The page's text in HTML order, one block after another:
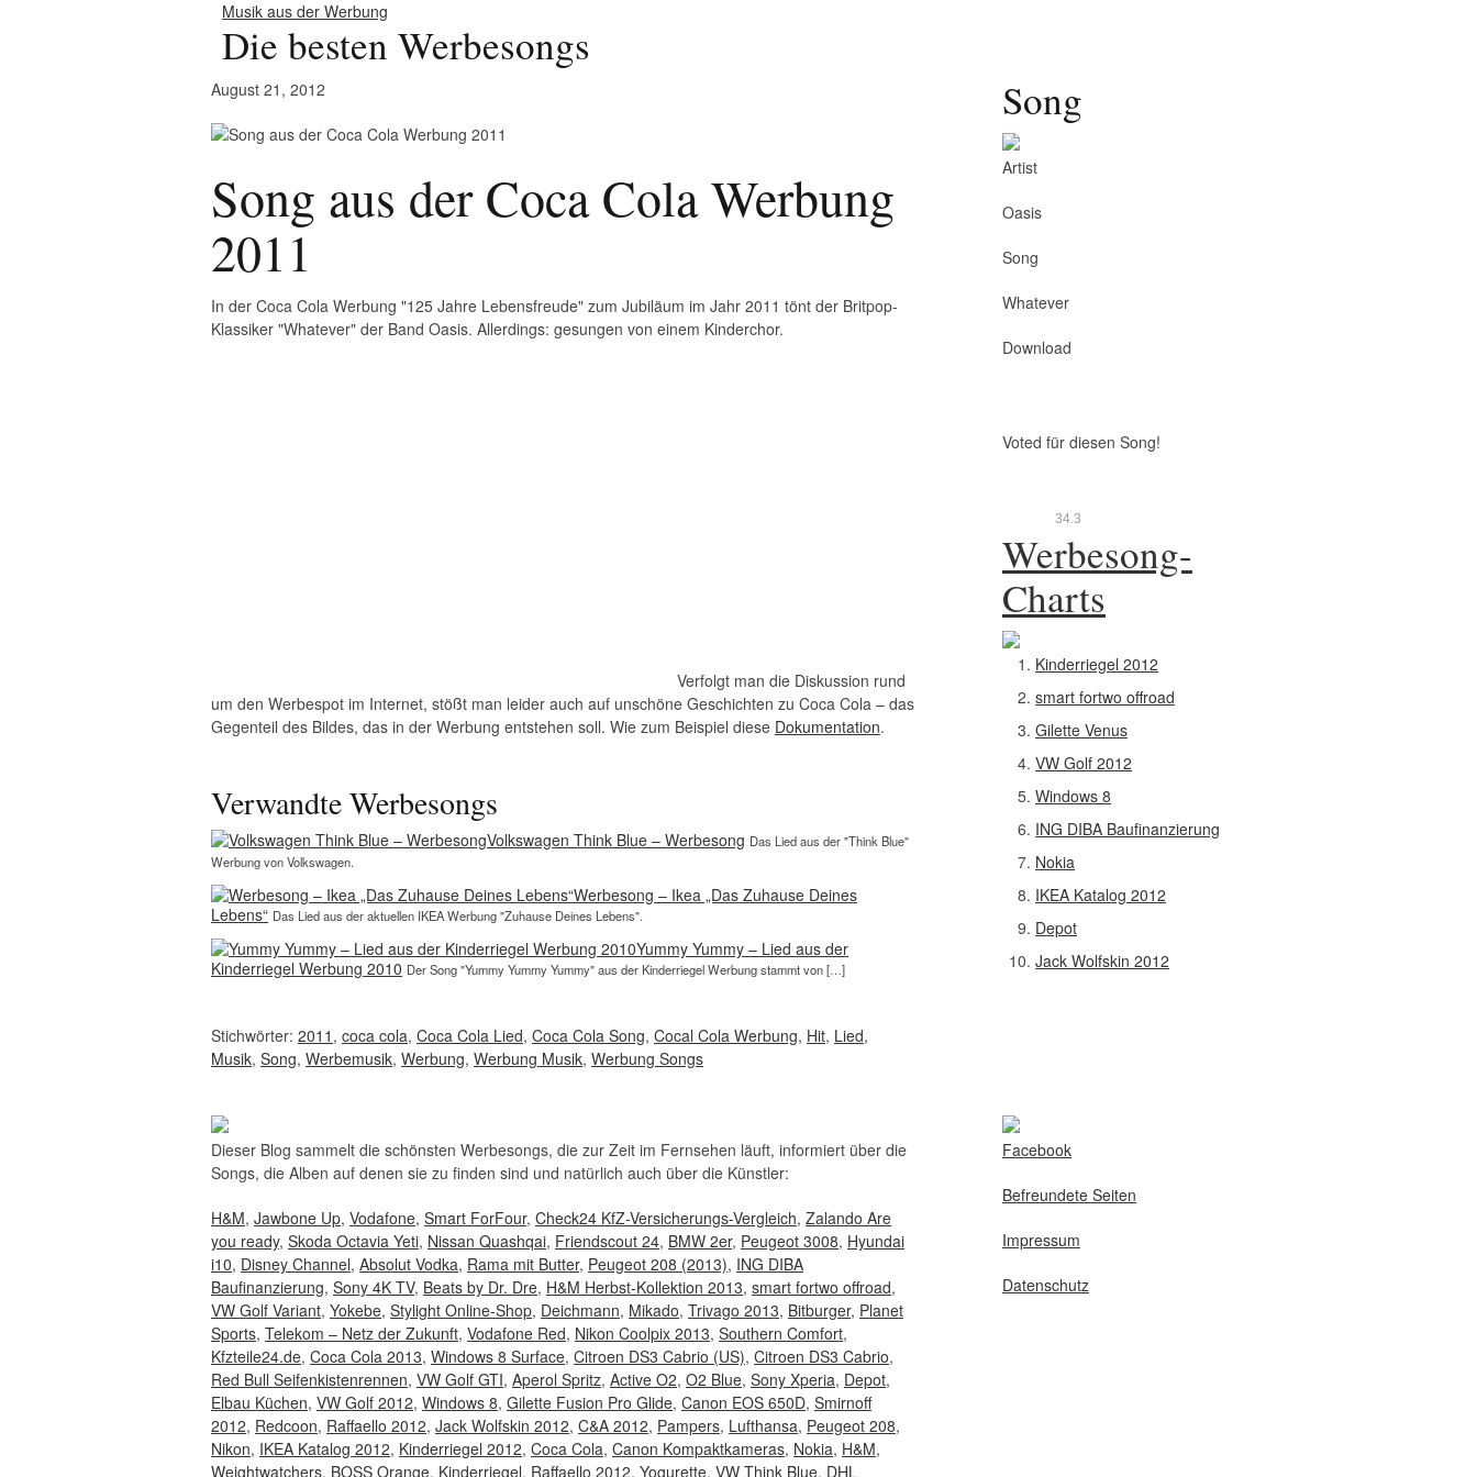
Musik aus der Werbung
Die besten Werbesongs
August 21, 2012
Song aus der Coca Cola Werbung
2011
In der Coca Cola Werbung "125 Jahre Lebensfreude" zum Jubiläum im Jahr 2011 tönt der Britpop-
Klassiker "Whatever" der Band Oasis. Allerdings: gesungen von einem Kinderchor.
Verfolgt man die Diskussion rund
um den Werbespot im Internet, stößt man leider auch auf unschöne Geschichten zu Coca Cola – das
Gegenteil des Bildes, das in der Werbung entstehen soll. Wie zum Beispiel diese Dokumentation.
Verwandte Werbesongs
Volkswagen Think Blue – Werbesong Das Lied aus der "Think Blue"
Werbung von Volkswagen.
Werbesong – Ikea „Das Zuhause Deines
Lebens“ Das Lied aus der aktuellen IKEA Werbung "Zuhause Deines Lebens".
Yummy Yummy – Lied aus der
Kinderriegel Werbung 2010 Der Song "Yummy Yummy Yummy" aus der Kinderriegel Werbung stammt von […]
Stichwörter: 2011 , coca cola, Coca Cola Lied, Coca Cola Song, Cocal Cola Werbung, Hit, Lied,
Musik, Song, Werbemusik, Werbung, Werbung Musik, Werbung Songs
Song
Artist
Oasis
Song
Whatever
Download
Voted für diesen Song!
34.3
Werbesong-
Charts
Kinderriegel 2012
smart fortwo offroad
Gilette Venus
VW Golf 2012
Windows 8
ING DIBA Baufinanzierung
Nokia
IKEA Katalog 2012
Depot
Jack Wolfskin 2012
Dieser Blog sammelt die schönsten Werbesongs, die zur Zeit im Fernsehen läuft, informiert über die
Songs, die Alben auf denen sie zu finden sind und natürlich auch über die Künstler:
H&M, Jawbone Up, Vodafone, Smart ForFour, Check24 KfZ-Versicherungs-Vergleich, Zalando Are
you ready, Skoda Octavia Yeti, Nissan Quashqai, Friendscout 24, BMW 2er, Peugeot 3008, Hyundai
i10, Disney Channel, Absolut Vodka, Rama mit Butter, Peugeot 208 (2013), ING DIBA
Baufinanzierung, Sony 4K TV, Beats by Dr. Dre, H&M Herbst-Kollektion 2013, smart fortwo offroad,
VW Golf Variant, Yokebe, Stylight Online-Shop, Deichmann, Mikado, Trivago 2013, Bitburger, Planet
Sports, Telekom – Netz der Zukunft, Vodafone Red, Nikon Coolpix 2013, Southern Comfort,
Kfzteile24.de, Coca Cola 2013, Windows 8 Surface, Citroen DS3 Cabrio (US), Citroen DS3 Cabrio,
Red Bull Seifenkistenrennen, VW Golf GTI, Aperol Spritz, Active O2, O2 Blue, Sony Xperia, Depot,
Elbau Küchen, VW Golf 2012, Windows 8, Gilette Fusion Pro Glide, Canon EOS 650D, Smirnoff
2012, Redcoon, Raffaello 2012, Jack Wolfskin 2012, C&A 2012, Pampers, Lufthansa, Peugeot 208,
Nikon, IKEA Katalog 2012, Kinderriegel 2012, Coca Cola, Canon Kompaktkameras, Nokia, H&M,
Weightwatchers, BOSS Orange, Kinderriegel, Raffaello 2012, Yogurette, VW Think Blue, DHL
Facebook
Befreundete Seiten
Impressum
Datenschutz